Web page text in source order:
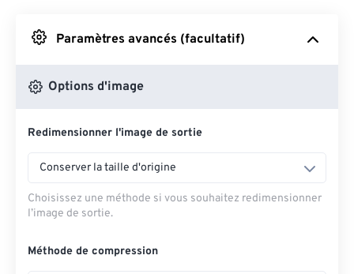
Depuis Google Drive
Depuis OneDrive
Depuis l'URL
Paramètres avancés (facultatif)
Options d'image
Redimensionner l'image de sortie
Conserver la taille d'origine
Choisissez une méthode si vous souhaitez redimensionner
l’image de sortie.
Méthode de compression